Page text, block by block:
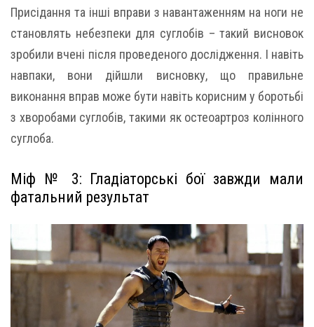
Присідання та інші вправи з навантаженням на ноги не
становлять небезпеки для суглобів – такий висновок
зробили вчені після проведеного дослідження. І навіть
навпаки, вони дійшли висновку, що правильне
виконання вправ може бути навіть корисним у боротьбі
з хворобами суглобів, такими як остеоартроз колінного
суглоба.
Міф № 3: Гладіаторські бої завжди мали
фатальний результат